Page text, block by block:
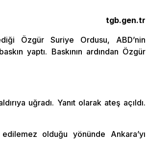
tgb.gen.tr
Özgür Suriye Ordusu, ABD’nin
yaptı. Baskının ardından Özgür
uğradı. Yanıt olarak ateş açıldı.
olduğu yönünde Ankara’yı